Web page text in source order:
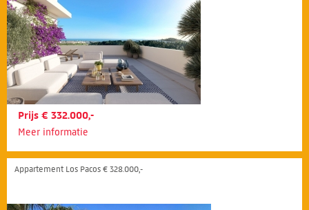
Prijs € 332.000,-
Meer informatie
Appartement Los Pacos € 328.000,-